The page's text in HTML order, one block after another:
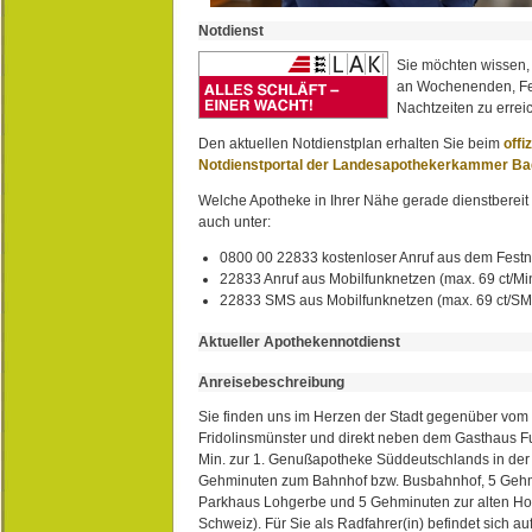
Notdienst
Sie möchten
an Wochenenden,
Nachtzeiten zu
Den aktuellen Notdienstplan erhalten Sie beim
Notdienstportal der Landesapothekerkammer
Welche Apotheke in Ihrer Nähe gerade
auch unter:
0800 00 22833 kostenloser Anruf aus dem
22833 Anruf aus Mobilfunknetzen (max. 69 ct/
22833 SMS aus Mobilfunknetzen (max. 69 ct/
Aktueller Apothekennotdienst
Anreisebeschreibung
Sie finden uns im Herzen der Stadt gegenüber
Fridolinsmünster und direkt neben dem Gasthaus
Min. zur 1. Genußapotheke Süddeutschlands in
Gehminuten zum Bahnhof bzw. Busbahnhof, 5
Parkhaus Lohgerbe und 5 Gehminuten zur alten
Schweiz). Für Sie als Radfahrer(in) befindet sich